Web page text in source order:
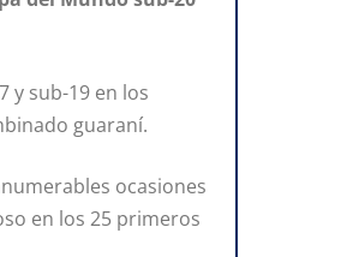
y sub-19 en los
guaraní.
ocasiones
en los 25 primeros